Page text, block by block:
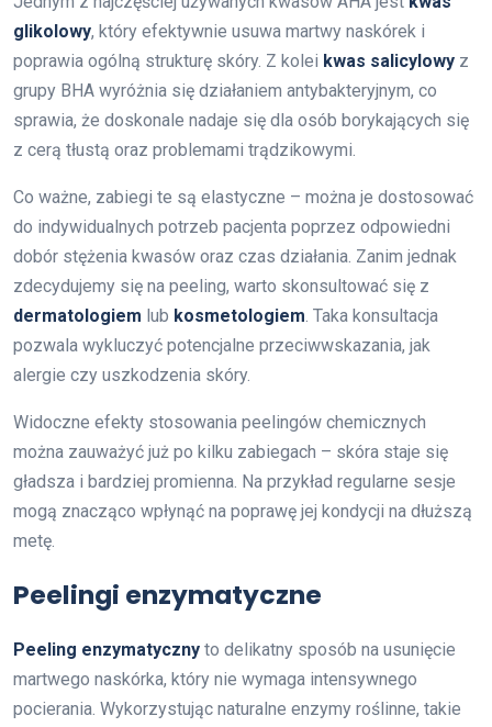
glikolowy, który efektywnie usuwa martwy naskórek i
poprawia ogólną strukturę skóry. Z kolei kwas salicylowy z
grupy BHA wyróżnia się działaniem antybakteryjnym, co
sprawia, że doskonale nadaje się dla osób borykających się
z cerą tłustą oraz problemami trądzikowymi.
Co ważne, zabiegi te są elastyczne – można je dostosować
do indywidualnych potrzeb pacjenta poprzez odpowiedni
dobór stężenia kwasów oraz czas działania. Zanim jednak
zdecydujemy się na peeling, warto skonsultować się z
dermatologiem lub kosmetologiem. Taka konsultacja
pozwala wykluczyć potencjalne przeciwwskazania, jak
alergie czy uszkodzenia skóry.
Widoczne efekty stosowania peelingów chemicznych
można zauważyć już po kilku zabiegach – skóra staje się
gładsza i bardziej promienna. Na przykład regularne sesje
mogą znacząco wpłynąć na poprawę jej kondycji na dłuższą
metę.
Peelingi enzymatyczne
Peeling enzymatyczny to delikatny sposób na usunięcie
martwego naskórka, który nie wymaga intensywnego
pocierania. Wykorzystując naturalne enzymy roślinne, takie